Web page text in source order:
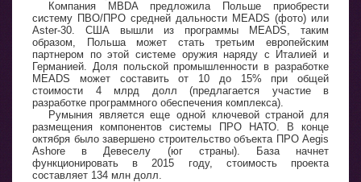
Компания MBDA предложила Польше приобрести
систему ПВО/ПРО средней дальности MEADS (фото) или
Aster-30. США вышли из программы MEADS, таким
образом, Польша может стать третьим европейским
партнером по этой системе оружия наряду с Италией и
Германией. Доля польской промышленности в разработке
MEADS может составить от 10 до 15% при общей
стоимости 4 млрд долл (предлагается участие в
разработке программного обеспечения комплекса).
Румыния является еще одной ключевой страной для
размещения компонентов системы ПРО НАТО. В конце
октября было завершено строительство объекта ПРО Aegis
Ashore в Девеселу (юг страны). База начнет
функционировать в 2015 году, стоимость проекта
составляет 134 млн долл.